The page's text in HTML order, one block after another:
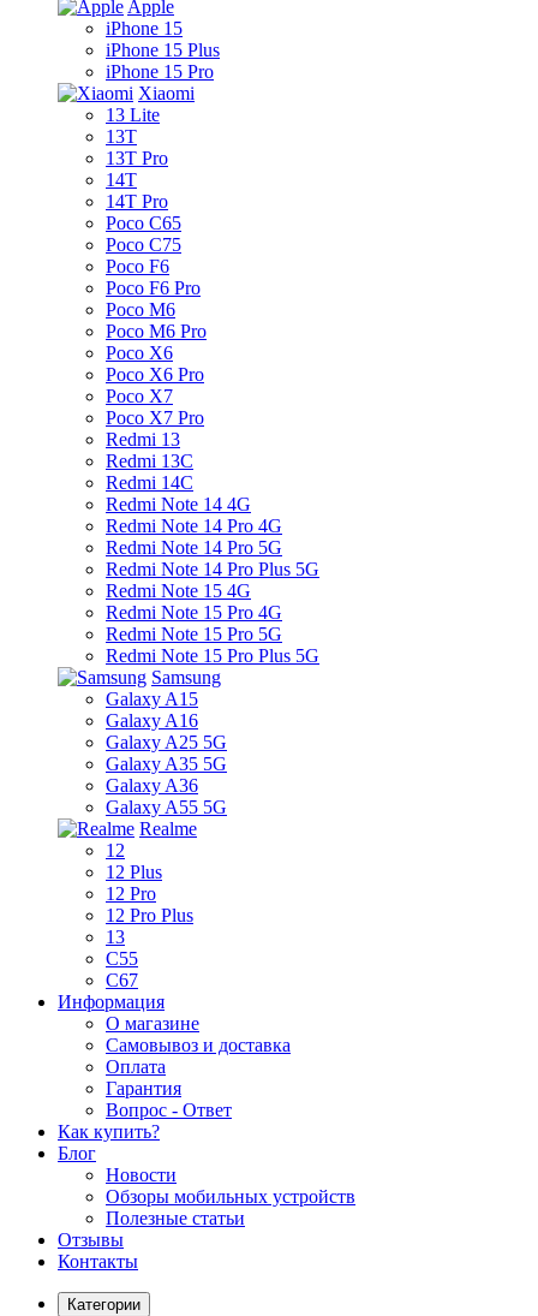
Apple
iPhone 15
iPhone 15 Plus
iPhone 15 Pro
Xiaomi
13 Lite
13T
13T Pro
14T
14T Pro
Poco C65
Poco C75
Poco F6
Poco F6 Pro
Poco M6
Poco M6 Pro
Poco X6
Poco X6 Pro
Poco X7
Poco X7 Pro
Redmi 13
Redmi 13C
Redmi 14C
Redmi Note 14 4G
Redmi Note 14 Pro 4G
Redmi Note 14 Pro 5G
Redmi Note 14 Pro Plus 5G
Redmi Note 15 4G
Redmi Note 15 Pro 4G
Redmi Note 15 Pro 5G
Redmi Note 15 Pro Plus 5G
Samsung
Galaxy A15
Galaxy A16
Galaxy A25 5G
Galaxy A35 5G
Galaxy A36
Galaxy A55 5G
Realme
12
12 Plus
12 Pro
12 Pro Plus
13
C55
C67
Информация
О магазине
Самовывоз и доставка
Оплата
Гарантия
Вопрос - Ответ
Как купить?
Блог
Новости
Обзоры мобильных устройств
Полезные статьи
Отзывы
Контакты
Категории